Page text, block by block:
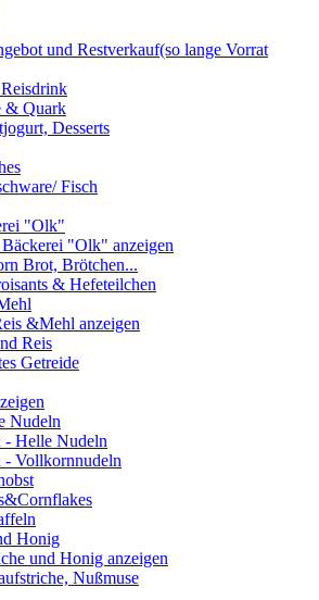
und Restverkauf(so lange Vorrat
& Quark
Desserts
Fisch
"Olk"
"Olk" anzeigen
Brot, Brötchen...
& Hefeteilchen
&Mehl anzeigen
Reis
Getreide
Nudeln
- Helle Nudeln
- Vollkornnudeln
Honig
und Honig anzeigen
Nußmuse